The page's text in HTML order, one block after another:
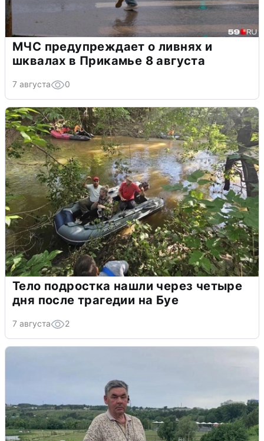
МЧС предупреждает о ливнях и
шквалах в Прикамье 8 августа
7 августа 0
Тело подростка нашли через четыре
дня после трагедии на Буе
7 августа 2